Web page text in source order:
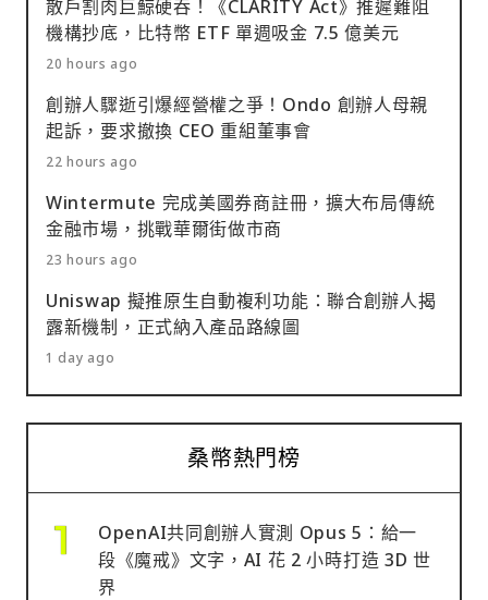
散戶割肉巨鯨硬吞！《CLARITY Act》推遲難阻
機構抄底，比特幣 ETF 單週吸金 7.5 億美元
20 hours ago
創辦人驟逝引爆經營權之爭！Ondo 創辦人母親
起訴，要求撤換 CEO 重組董事會
22 hours ago
Wintermute 完成美國券商註冊，擴大布局傳統
金融市場，挑戰華爾街做市商
23 hours ago
Uniswap 擬推原生自動複利功能：聯合創辦人揭
露新機制，正式納入產品路線圖
1 day ago
桑幣熱門榜
OpenAI共同創辦人實測 Opus 5：給一
段《魔戒》文字，AI 花 2 小時打造 3D 世
界